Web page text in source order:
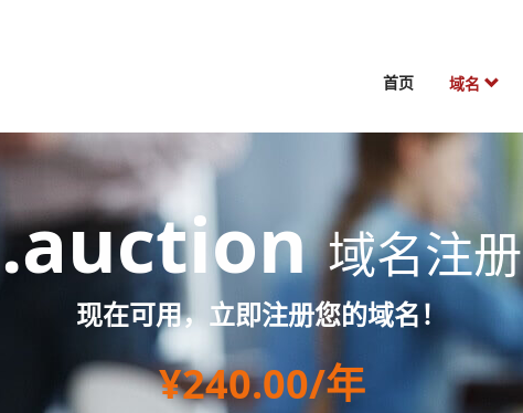
首页 域名
.auction域名注册
现在可用，立即注册您的域名！
¥240.00/年